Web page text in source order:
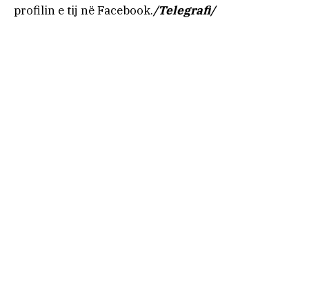
profilin e tij në Facebook./Telegrafi/